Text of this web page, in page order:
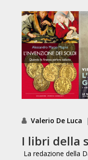
Valerio De Luca |
I libri della
La redazione della